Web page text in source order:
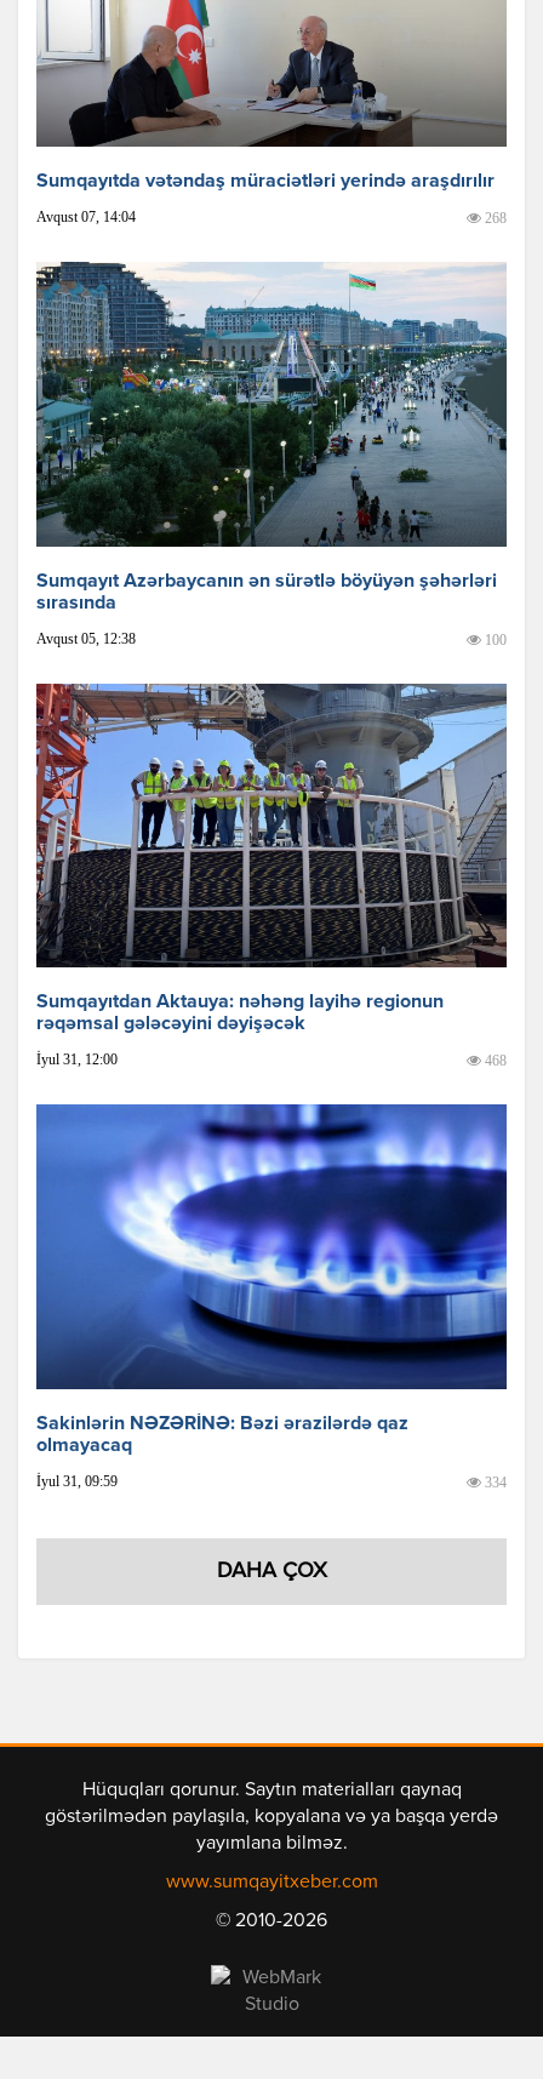
Sumqayıtda vətəndaş müraciətləri yerində araşdırılır
Avqust 07, 14:04 268
Sumqayıt Azərbaycanın ən sürətlə böyüyən şəhərləri
sırasında
Avqust 05, 12:38 100
Sumqayıtdan Aktauya: nəhəng layihə regionun
rəqəmsal gələcəyini dəyişəcək
İyul 31, 12:00 468
Sakinlərin NƏZƏRİNƏ: Bəzi ərazilərdə qaz
olmayacaq
İyul 31, 09:59 334
DAHA ÇOX
Hüquqları qorunur. Saytın materialları qaynaq
göstərilmədən paylaşıla, kopyalana və ya başqa yerdə
yayımlana bilməz.
www.sumqayitxeber.com
© 2010-2026